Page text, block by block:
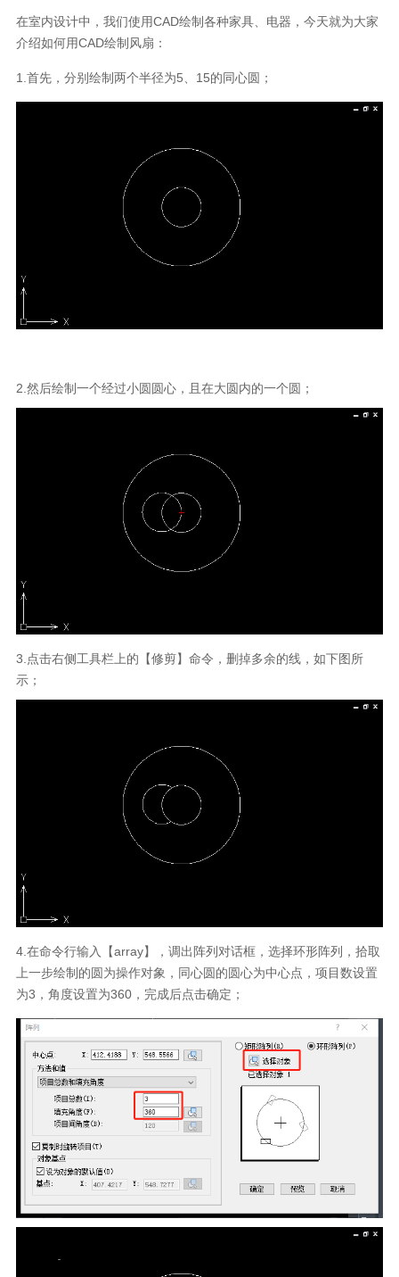
在室内设计中，我们使用CAD绘制各种家具、电器，今天就为大家
介绍如何用CAD绘制风扇：
1.首先，分别绘制两个半径为5、15的同心圆；
2.然后绘制一个经过小圆圆心，且在大圆内的一个圆；
3.点击右侧工具栏上的【修剪】命令，删掉多余的线，如下图所
示；
4.在命令行输入【array】，调出阵列对话框，选择环形阵列，拾取
上一步绘制的圆为操作对象，同心圆的圆心为中心点，项目数设置
为3，角度设置为360，完成后点击确定；